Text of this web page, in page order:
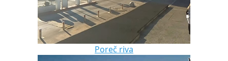
Poreč riva